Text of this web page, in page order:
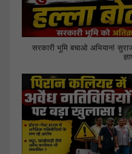
सरकारी भूमि बचाओ अभियान!